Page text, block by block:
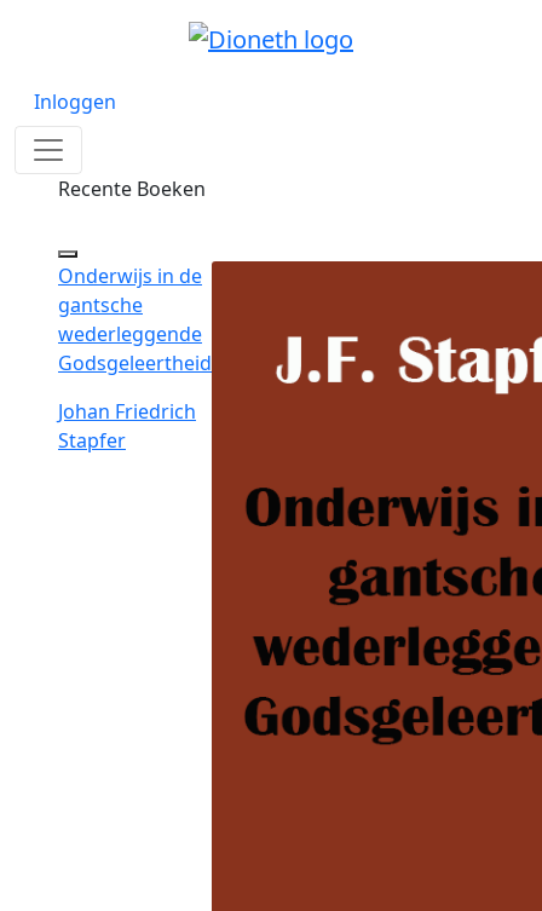
Inloggen
Recente Boeken
Onderwijs in de
gantsche
wederleggende
Godsgeleertheid
Johan Friedrich
Stapfer